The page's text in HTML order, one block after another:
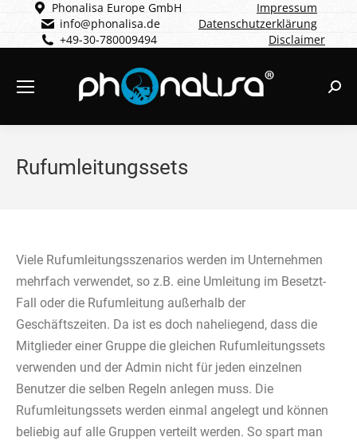
Phonalisa Europe GmbH
info@phonalisa.de
+49-30-780009494
Impressum
Datenschutzerklärung
Disclaimer
Rufumleitungssets
Viele Rufumleitungsszenarios werden im Unternehmen
mehrfach verwendet, so z.B. eine Umleitung im Besetzt-
Fall oder die Rufumleitung außerhalb der
Geschäftszeiten. Da ist es doch naheliegend, dass die
Mitglieder einer Gruppe die gleichen Rufumleitungssets
verwenden und der Admin nicht für jeden einzelnen
Benutzer die selben Regeln anlegen muss. Die
Rufumleitungssets werden einmal angelegt und können
beliebig auf alle Gruppen verteilt werden. So spart man